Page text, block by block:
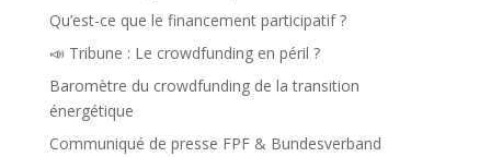
Qu’est-ce que le financement participatif ?
📣 Tribune : Le crowdfunding en péril ?
Baromètre du crowdfunding de la transition
énergétique
Communiqué de presse FPF & Bundesverband